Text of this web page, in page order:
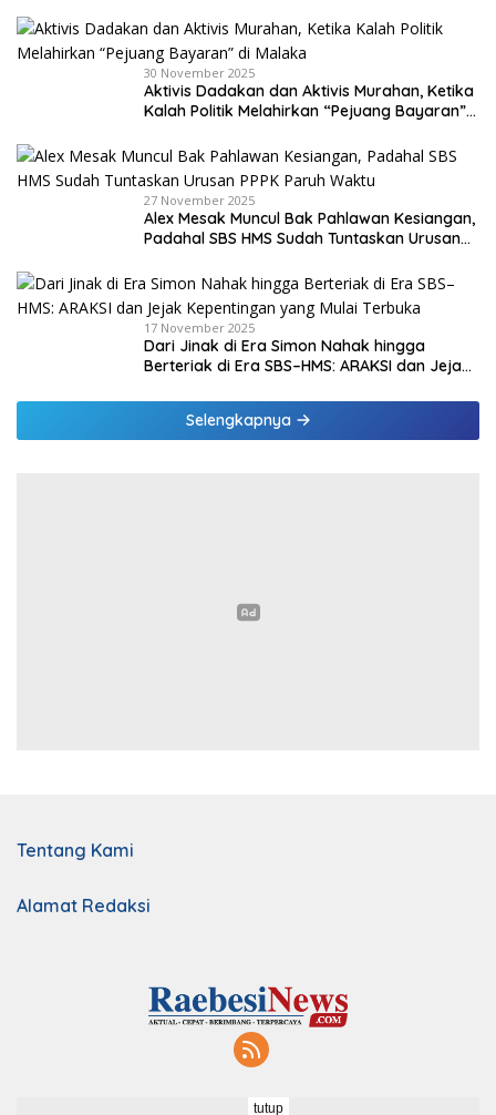
30 November 2025
Aktivis Dadakan dan Aktivis Murahan, Ketika
Kalah Politik Melahirkan “Pejuang Bayaran”
27 November 2025
Alex Mesak Muncul Bak Pahlawan Kesiangan,
Padahal SBS HMS Sudah Tuntaskan Urusan
17 November 2025
Dari Jinak di Era Simon Nahak hingga
Berteriak di Era SBS–HMS: ARAKSI dan Jejak
Selengkapnya
Tentang Kami
Alamat Redaksi
tutup